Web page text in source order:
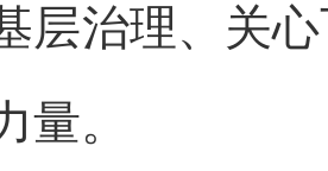
层治理、关
量。